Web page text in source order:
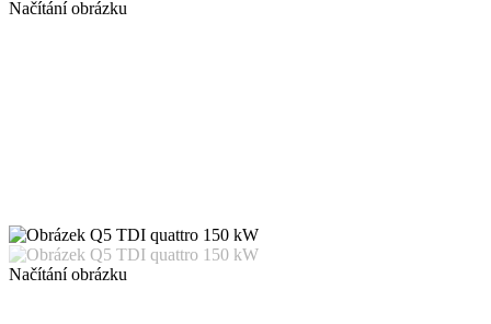
Načítání obrázku
Načítání obrázku